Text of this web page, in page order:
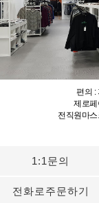
편의 :
제로페
전직원마
1:1문의
전화로주문하기